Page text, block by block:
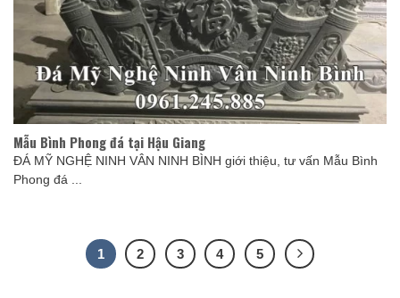
Mẫu Bình Phong đá tại Hậu Giang
ĐÁ MỸ NGHỆ NINH VÂN NINH BÌNH giới thiệu, tư vấn Mẫu Bình
Phong đá ...
1 2 3 4 5